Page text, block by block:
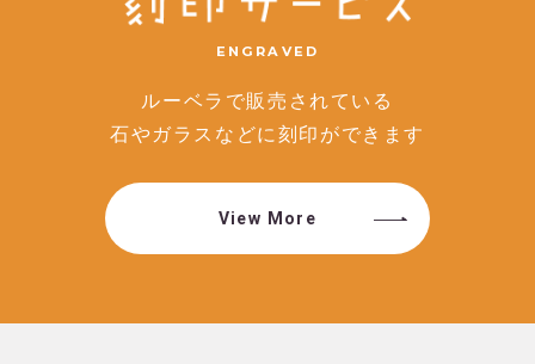
ENGRAVED
ルーベラで販売されている
石やガラスなどに刻印ができます
View More